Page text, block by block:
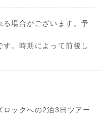
場合がございます。予
。時期によって前後し
ロックへの2泊3日ツアー